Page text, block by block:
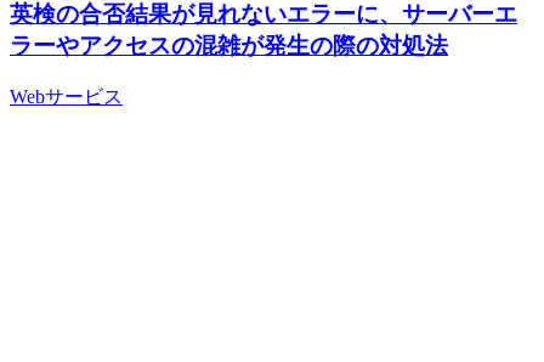
英検の合否結果が見れないエラーに、サーバーエ
ラーやアクセスの混雑が発生の際の対処法
Webサービス